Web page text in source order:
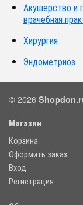
Акушерство и
врачебная
Хирургия
Эндометриоз
© 2026
Магазин
Корзина
Оформить заказ
Вход
Регистрация